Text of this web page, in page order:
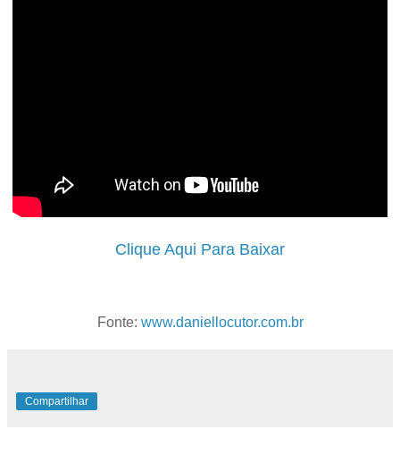
Clique Aqui Para Baixar
Fonte: www.daniellocutor.com.br
Compartilhar